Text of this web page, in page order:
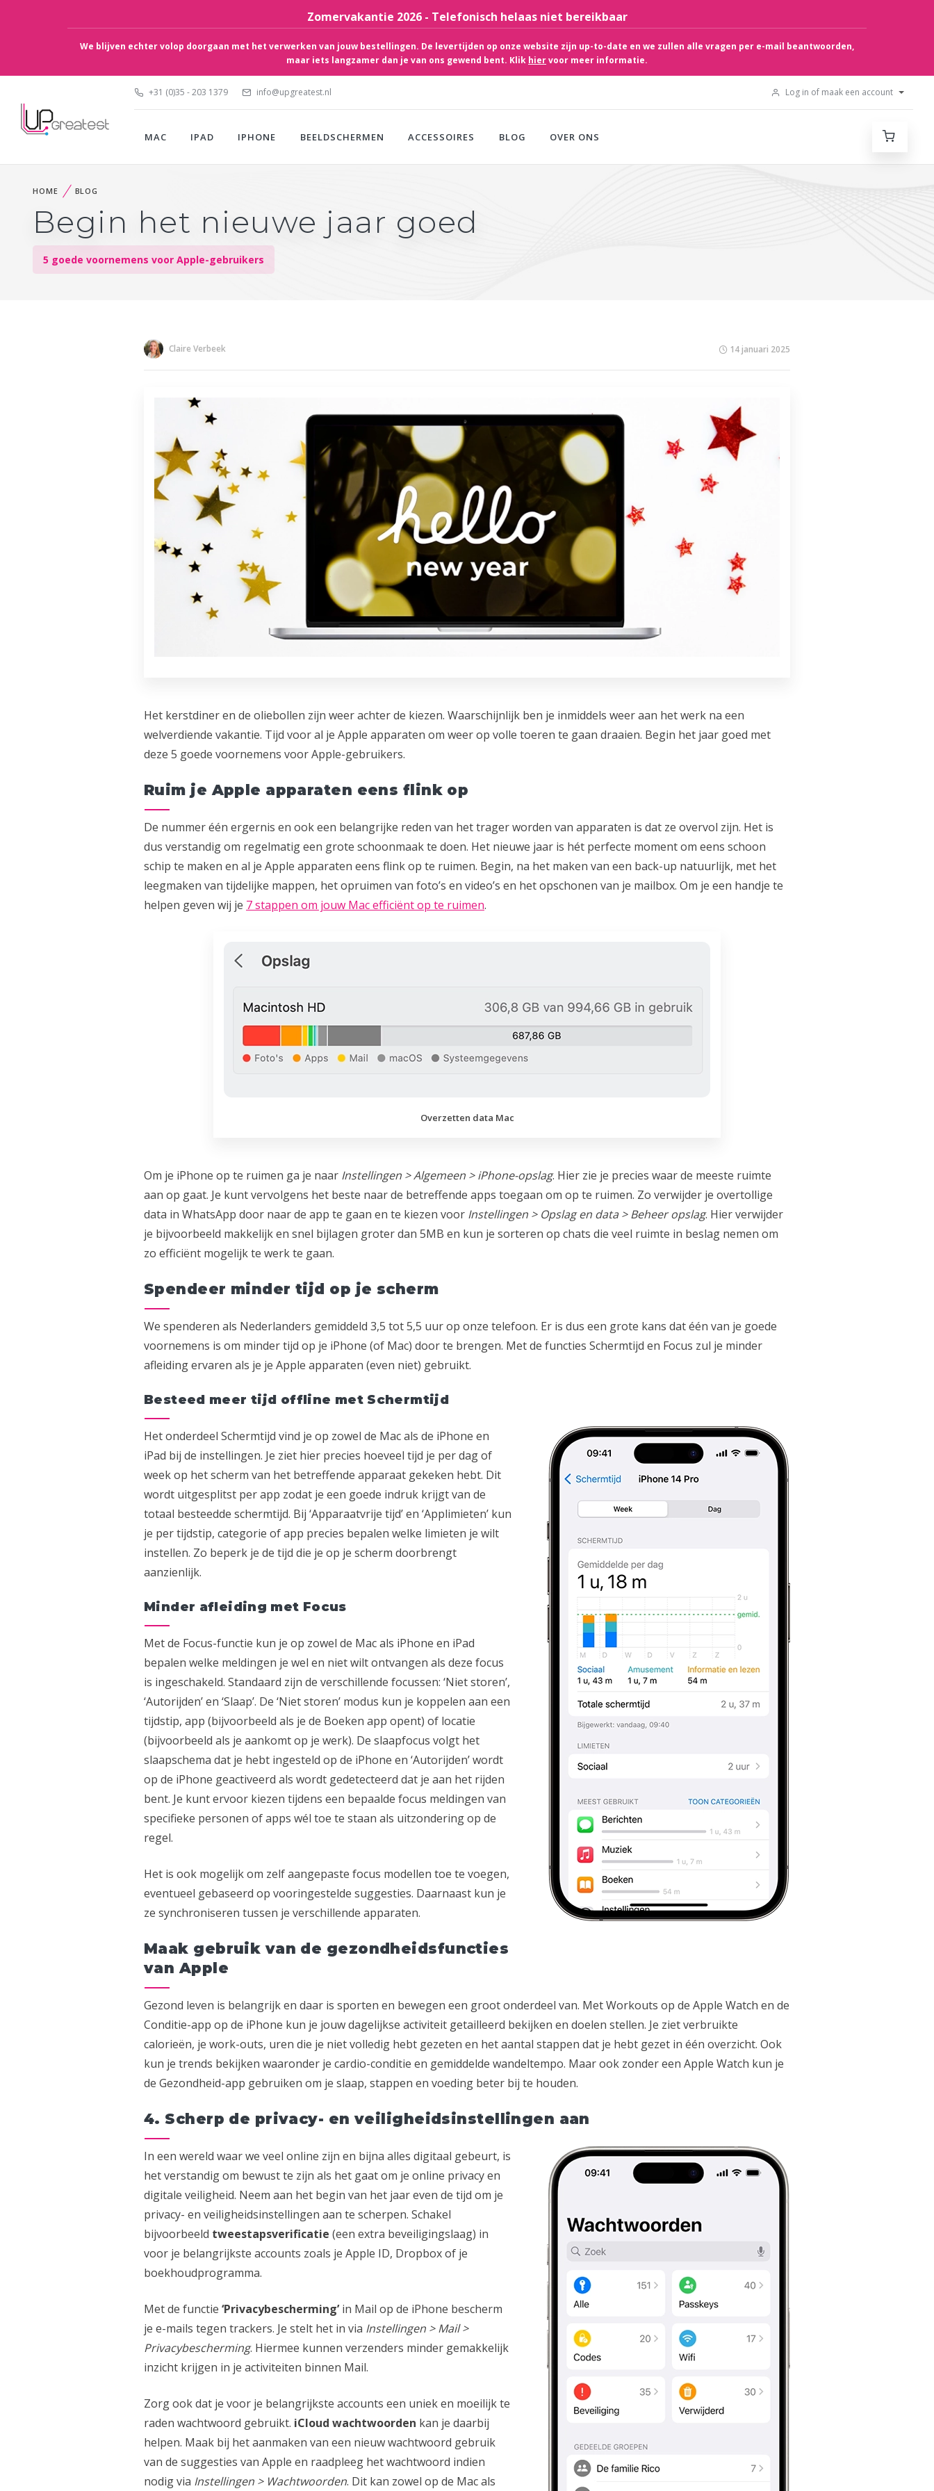
Zomervakantie 2026 - Telefonisch helaas niet bereikbaar
We blijven echter volop doorgaan met het verwerken van jouw bestellingen. De levertijden op onze website zijn up-to-date en we zullen alle vragen per e-mail beantwoorden,
maar iets langzamer dan je van ons gewend bent. Klik hiervoor meer informatie.
+31 (0)35 - 203 1379 info@upgreatest.nl Log in of maak een account
MAC IPAD IPHONE BEELDSCHERMEN ACCESSOIRES BLOG OVER ONS
HOME BLOG
Begin het nieuwe jaar goed
5 goede voornemens voor Apple-gebruikers
Claire Verbeek 14 januari 2025
Het kerstdiner en de oliebollen zijn weer achter de kiezen. Waarschijnlijk ben je inmiddels weer aan het werk na een
welverdiende vakantie. Tijd voor al je Apple apparaten om weer op volle toeren te gaan draaien. Begin het jaar goed met
deze 5 goede voornemens voor Apple-gebruikers.
Ruim je Apple apparaten eens flink op
De nummer één ergernis en ook een belangrijke reden van het trager worden van apparaten is dat ze overvol zijn. Het is
dus verstandig om regelmatig een grote schoonmaak te doen. Het nieuwe jaar is hét perfecte moment om eens schoon
schip te maken en al je Apple apparaten eens flink op te ruimen. Begin, na het maken van een back-up natuurlijk, met het
leegmaken van tijdelijke mappen, het opruimen van foto’s en video’s en het opschonen van je mailbox. Om je een handje te
helpen geven wij je 7 stappen om jouw Mac efficiënt op te ruimen.
Overzetten data Mac
Om je iPhone op te ruimen ga je naar Instellingen > Algemeen > iPhone-opslag. Hier zie je precies waar de meeste ruimte
aan op gaat. Je kunt vervolgens het beste naar de betreffende apps toegaan om op te ruimen. Zo verwijder je overtollige
data in WhatsApp door naar de app te gaan en te kiezen voor Instellingen > Opslag en data > Beheer opslag. Hier verwijder
je bijvoorbeeld makkelijk en snel bijlagen groter dan 5MB en kun je sorteren op chats die veel ruimte in beslag nemen om
zo efficiënt mogelijk te werk te gaan.
Spendeer minder tijd op je scherm
We spenderen als Nederlanders gemiddeld 3,5 tot 5,5 uur op onze telefoon. Er is dus een grote kans dat één van je goede
voornemens is om minder tijd op je iPhone (of Mac) door te brengen. Met de functies Schermtijd en Focus zul je minder
afleiding ervaren als je je Apple apparaten (even niet) gebruikt.
Besteed meer tijd offline met Schermtijd
Het onderdeel Schermtijd vind je op zowel de Mac als de iPhone en
iPad bij de instellingen. Je ziet hier precies hoeveel tijd je per dag of
week op het scherm van het betreffende apparaat gekeken hebt. Dit
wordt uitgesplitst per app zodat je een goede indruk krijgt van de
totaal besteedde schermtijd. Bij ‘Apparaatvrije tijd’ en ‘Applimieten’ kun
je per tijdstip, categorie of app precies bepalen welke limieten je wilt
instellen. Zo beperk je de tijd die je op je scherm doorbrengt
aanzienlijk.
Minder afleiding met Focus
Met de Focus-functie kun je op zowel de Mac als iPhone en iPad
bepalen welke meldingen je wel en niet wilt ontvangen als deze focus
is ingeschakeld. Standaard zijn de verschillende focussen: ‘Niet storen’,
‘Autorijden’ en ‘Slaap’. De ‘Niet storen’ modus kun je koppelen aan een
tijdstip, app (bijvoorbeeld als je de Boeken app opent) of locatie
(bijvoorbeeld als je aankomt op je werk). De slaapfocus volgt het
slaapschema dat je hebt ingesteld op de iPhone en ‘Autorijden’ wordt
op de iPhone geactiveerd als wordt gedetecteerd dat je aan het rijden
bent. Je kunt ervoor kiezen tijdens een bepaalde focus meldingen van
specifieke personen of apps wél toe te staan als uitzondering op de
regel.
Het is ook mogelijk om zelf aangepaste focus modellen toe te voegen,
eventueel gebaseerd op vooringestelde suggesties. Daarnaast kun je
ze synchroniseren tussen je verschillende apparaten.
Maak gebruik van de gezondheidsfuncties
van Apple
Gezond leven is belangrijk en daar is sporten en bewegen een groot onderdeel van. Met Workouts op de Apple Watch en de
Conditie-app op de iPhone kun je jouw dagelijkse activiteit getailleerd bekijken en doelen stellen. Je ziet verbruikte
calorieën, je work-outs, uren die je niet volledig hebt gezeten en het aantal stappen dat je hebt gezet in één overzicht. Ook
kun je trends bekijken waaronder je cardio-conditie en gemiddelde wandeltempo. Maar ook zonder een Apple Watch kun je
de Gezondheid-app gebruiken om je slaap, stappen en voeding beter bij te houden.
4. Scherp de privacy- en veiligheidsinstellingen aan
In een wereld waar we veel online zijn en bijna alles digitaal gebeurt, is
het verstandig om bewust te zijn als het gaat om je online privacy en
digitale veiligheid. Neem aan het begin van het jaar even de tijd om je
privacy- en veiligheidsinstellingen aan te scherpen. Schakel
bijvoorbeeld tweestapsverificatie (een extra beveiligingslaag) in
voor je belangrijkste accounts zoals je Apple ID, Dropbox of je
boekhoudprogramma.
Met de functie ‘Privacybescherming’in Mail op de iPhone bescherm
je e-mails tegen trackers. Je stelt het in via Instellingen > Mail >
Privacybescherming. Hiermee kunnen verzenders minder gemakkelijk
inzicht krijgen in je activiteiten binnen Mail.
Zorg ook dat je voor je belangrijkste accounts een uniek en moeilijk te
raden wachtwoord gebruikt. iCloud wachtwoorden kan je daarbij
helpen. Maak bij het aanmaken van een nieuw wachtwoord gebruik
van de suggesties van Apple en raadpleeg het wachtwoord indien
nodig via Instellingen > Wachtwoorden. Dit kan zowel op de Mac als